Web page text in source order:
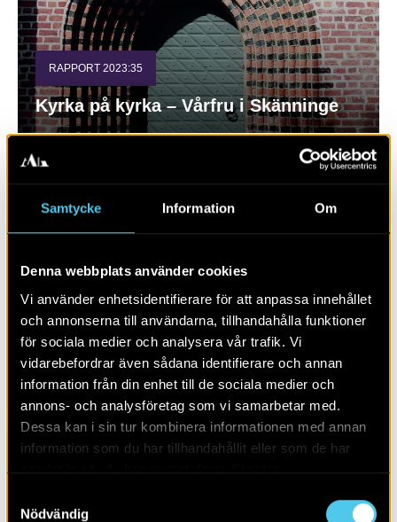
Samtycke Information Om
Denna webbplats använder cookies
Vi använder enhetsidentifierare för att anpassa innehållet
och annonserna till användarna, tillhandahålla funktioner
för sociala medier och analysera vår trafik. Vi
vidarebefordrar även sådana identifierare och annan
information från din enhet till de sociala medier och
annons- och analysföretag som vi samarbetar med.
Dessa kan i sin tur kombinera informationen med annan
information som du har tillhandahållit eller som de har
Nödvändig
RAPPORT 2023:35
Kyrka på kyrka – Vårfru i Skänninge
RAPPORT 2023:130
Sju hus från yngre stenålder